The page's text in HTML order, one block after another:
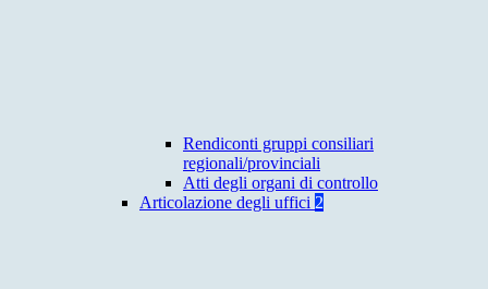
Rendiconti gruppi consiliari
regionali/provinciali
Atti degli organi di controllo
Articolazione degli uffici 2